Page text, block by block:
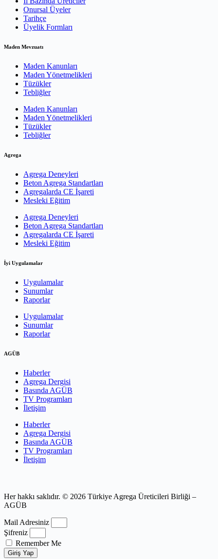
Onursal Üyeler
Tarihçe
Üyelik Formları
Maden Mevzuatı
Maden Kanunları
Maden Yönetmelikleri
Tüzükler
Tebliğler
Maden Kanunları
Maden Yönetmelikleri
Tüzükler
Tebliğler
Agrega
Agrega Deneyleri
Beton Agrega Standartları
Agregalarda CE İşareti
Mesleki Eğitim
Agrega Deneyleri
Beton Agrega Standartları
Agregalarda CE İşareti
Mesleki Eğitim
İyi Uygulamalar
Uygulamalar
Sunumlar
Raporlar
Uygulamalar
Sunumlar
Raporlar
AGÜB
Haberler
Agrega Dergisi
Basında AGÜB
TV Programları
İletişim
Haberler
Agrega Dergisi
Basında AGÜB
TV Programları
İletişim
Her hakkı saklıdır. © 2026 Türkiye Agrega Üreticileri Birliği –
AGÜB
Mail Adresiniz
Şifreniz
Remember Me
Giriş Yap